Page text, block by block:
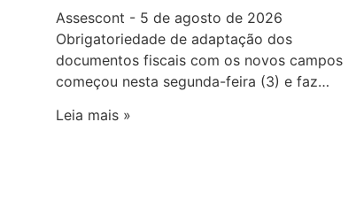
Assescont
5 de agosto de 2026
Obrigatoriedade de adaptação dos
documentos fiscais com os novos campos
começou nesta segunda-feira (3) e faz…
Leia mais »